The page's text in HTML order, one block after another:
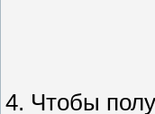
4. Чтобы